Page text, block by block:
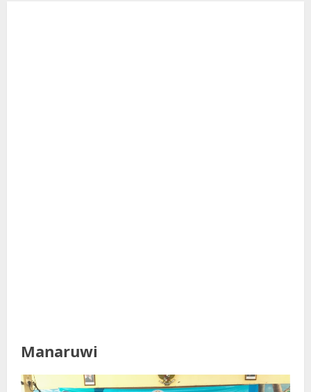
Manaruwi